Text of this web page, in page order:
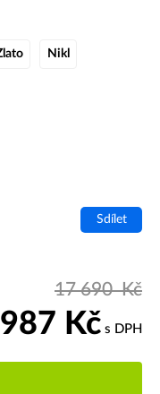
Nikl
Sdílet
17 690Kč
Kč s DPH